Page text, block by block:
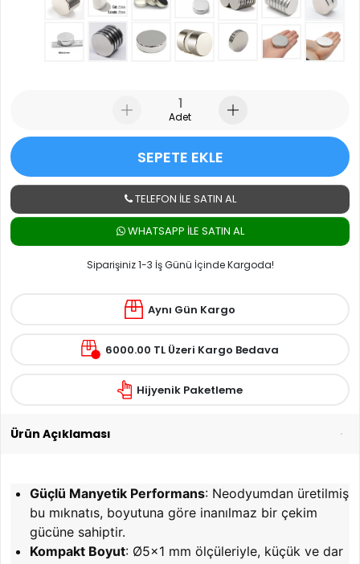
Adet
SEPETE EKLE
TELEFON İLE SATIN AL
WHATSAPP ILE SATIN AL
Siparişiniz 1-3 İş Günü İçinde Kargoda!
Aynı Gün Kargo
6000.00 TL Üzeri Kargo Bedava
Hijyenik Paketleme
Ürün Açıklaması
Güçlü Manyetik Performans: Neodyumdan üretilmiş
bu mıknatıs, boyutuna göre inanılmaz bir çekim
gücüne sahiptir.
Kompakt Boyut: Ø5x1 mm ölçüleriyle, küçük ve dar